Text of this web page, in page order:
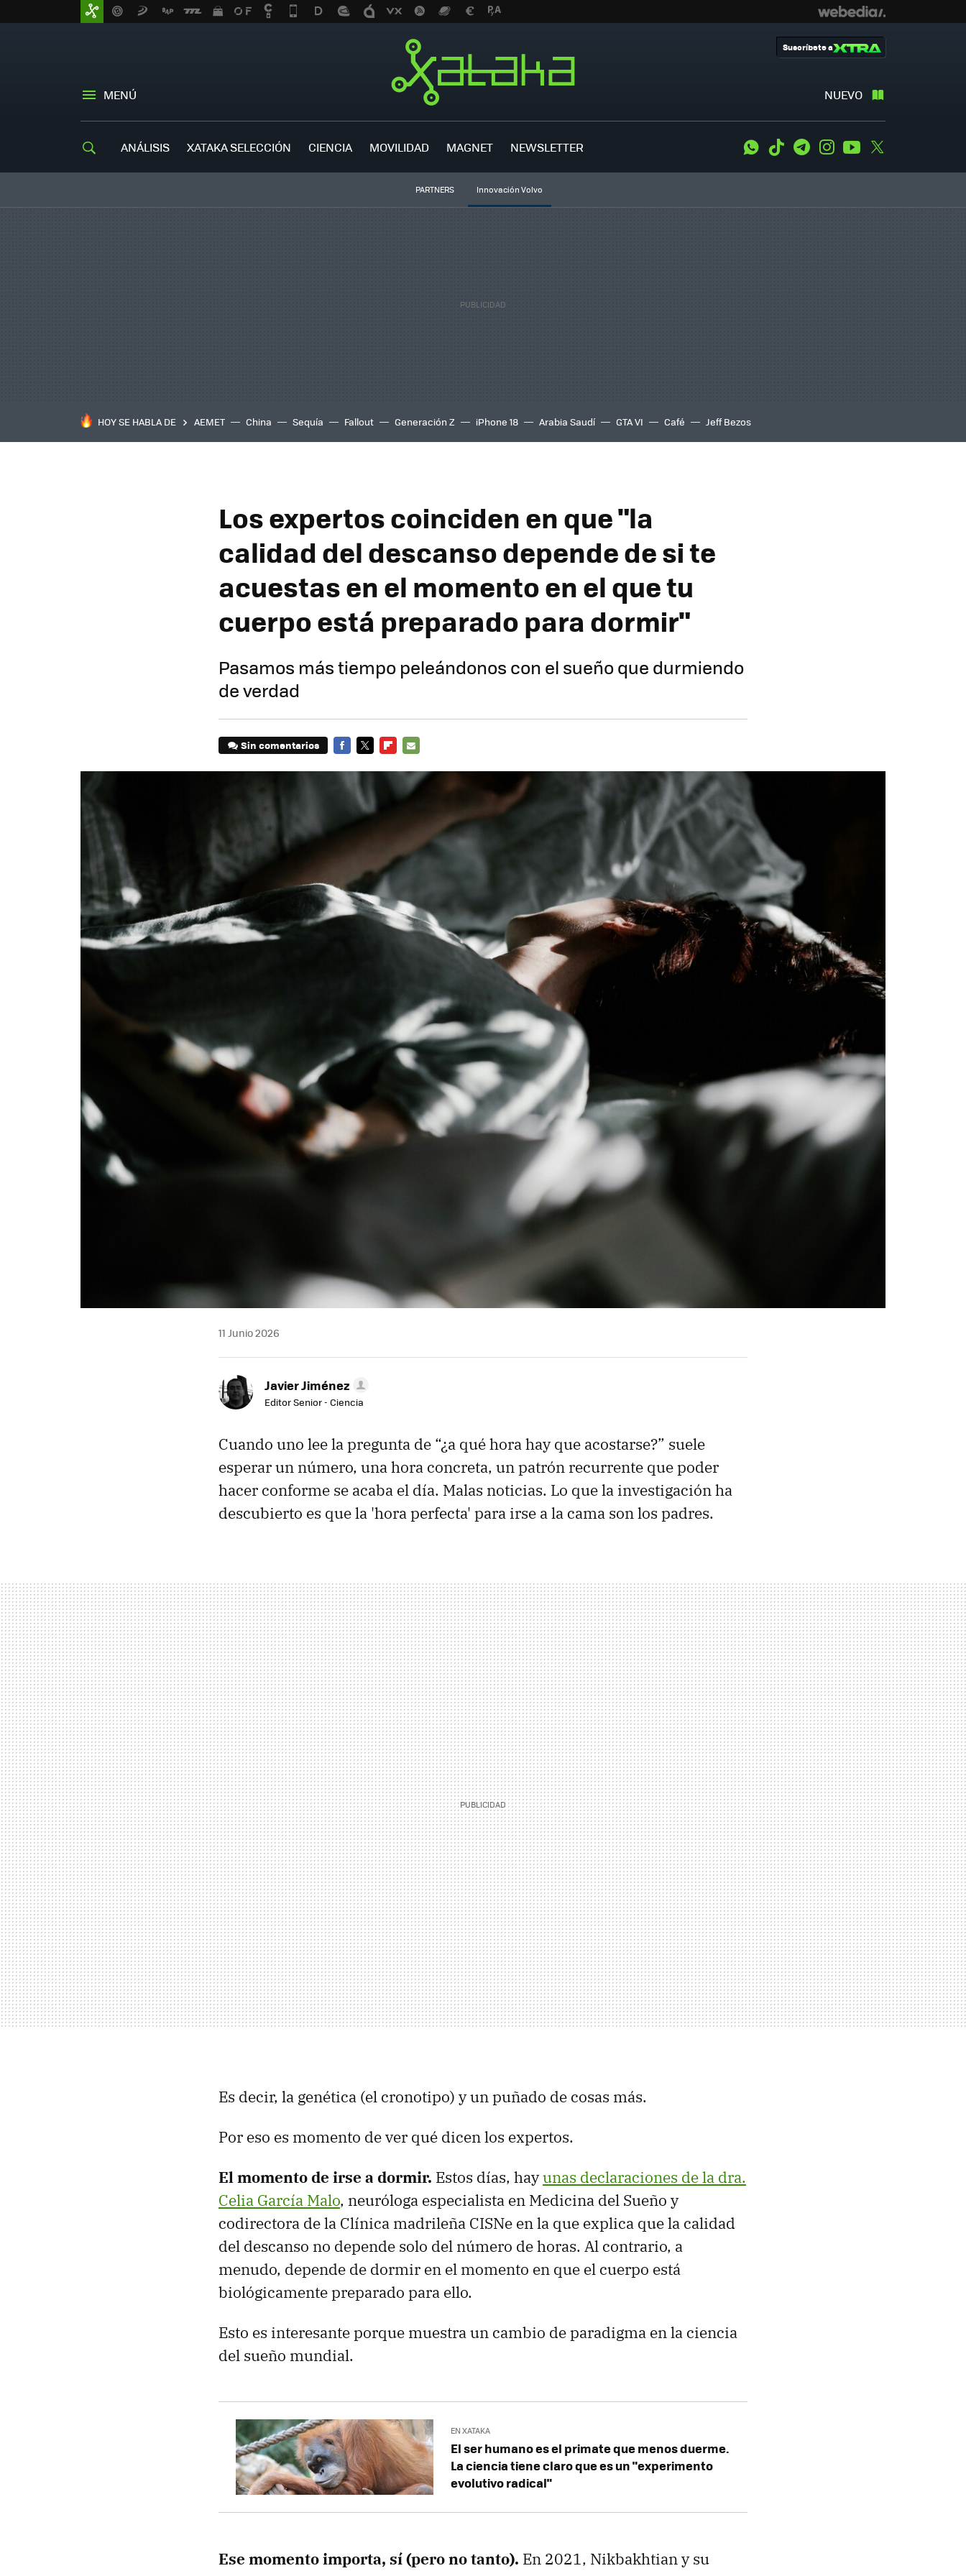
MENÚ NUEVO
Suscríbete a
ANÁLISIS XATAKA SELECCIÓN CIENCIA MOVILIDAD MAGNET NEWSLETTER WhatsApp
Tiktok TelegramInstagramYoutube
PARTNERS Innovación Volvo
HOY SE HABLA DE AEMET China Sequía Fallout Generación Z iPhone 18 Arabia Saudí GTA VI Café Jeff Bezos
Los expertos coinciden en que "la
calidad del descanso depende de si te
acuestas en el momento en el que tu
cuerpo está preparado para dormir"
Pasamos más tiempo peleándonos con el sueño que durmiendo
de verdad
Sin comentarios
MAIL
11 Junio 2026
Javier Jiménez
Editor Senior - Ciencia
Cuando uno lee la pregunta de “¿a qué hora hay que acostarse?” suele
esperar un número, una hora concreta, un patrón recurrente que poder
hacer conforme se acaba el día. Malas noticias. Lo que la investigación ha
descubierto es que la 'hora perfecta' para irse a la cama son los padres.
Es decir, la genética (el cronotipo) y un puñado de cosas más.
Por eso es momento de ver qué dicen los expertos.
El momento de irse a dormir. Estos días, hayunas declaraciones de la dra.
Celia García Malo, neuróloga especialista en Medicina del Sueño y
codirectora de la Clínica madrileña CISNe en la que explica que la calidad
del descanso no depende solo del número de horas. Al contrario, a
menudo, depende de dormir en el momento en que el cuerpo está
biológicamente preparado para ello.
Esto es interesante porque muestra un cambio de paradigma en la ciencia
del sueño mundial.
EN XATAKA
El ser humano es el primate que menos duerme.
La ciencia tiene claro que es un "experimento
evolutivo radical"
Ese momento importa, sí (pero no tanto). En 2021, Nikbakhtian y su